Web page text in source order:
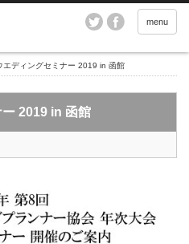
menu
エディングセミナー 2019 in 函館
2019 in 函館